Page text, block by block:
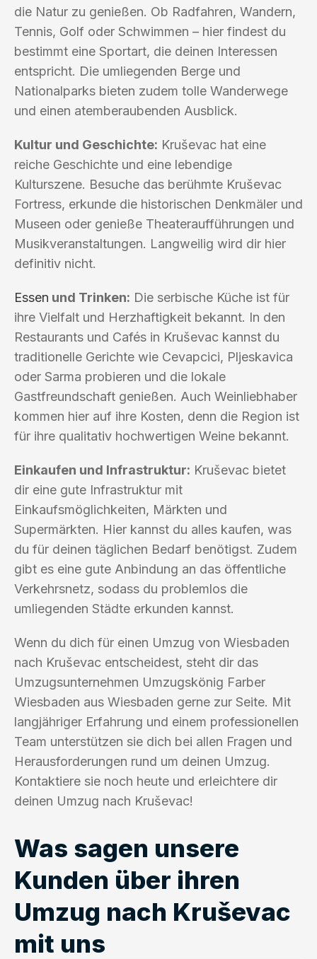
die Natur zu genießen. Ob Radfahren, Wandern,
Tennis, Golf oder Schwimmen – hier findest du
bestimmt eine Sportart, die deinen Interessen
entspricht. Die umliegenden Berge und
Nationalparks bieten zudem tolle Wanderwege
und einen atemberaubenden Ausblick.
Kultur und Geschichte: Kruševac hat eine
reiche Geschichte und eine lebendige
Kulturszene. Besuche das berühmte Kruševac
Fortress, erkunde die historischen Denkmäler und
Museen oder genieße Theateraufführungen und
Musikveranstaltungen. Langweilig wird dir hier
definitiv nicht.
Essen und Trinken: Die serbische Küche ist für
ihre Vielfalt und Herzhaftigkeit bekannt. In den
Restaurants und Cafés in Kruševac kannst du
traditionelle Gerichte wie Cevapcici, Pljeskavica
oder Sarma probieren und die lokale
Gastfreundschaft genießen. Auch Weinliebhaber
kommen hier auf ihre Kosten, denn die Region ist
für ihre qualitativ hochwertigen Weine bekannt.
Einkaufen und Infrastruktur: Kruševac bietet
dir eine gute Infrastruktur mit
Einkaufsmöglichkeiten, Märkten und
Supermärkten. Hier kannst du alles kaufen, was
du für deinen täglichen Bedarf benötigst. Zudem
gibt es eine gute Anbindung an das öffentliche
Verkehrsnetz, sodass du problemlos die
umliegenden Städte erkunden kannst.
Wenn du dich für einen Umzug von Wiesbaden
nach Kruševac entscheidest, steht dir das
Umzugsunternehmen Umzugskönig Farber
Wiesbaden aus Wiesbaden gerne zur Seite. Mit
langjähriger Erfahrung und einem professionellen
Team unterstützen sie dich bei allen Fragen und
Herausforderungen rund um deinen Umzug.
Kontaktiere sie noch heute und erleichtere dir
deinen Umzug nach Kruševac!
Was sagen unsere
Kunden über ihren
Umzug nach Kruševac
mit uns